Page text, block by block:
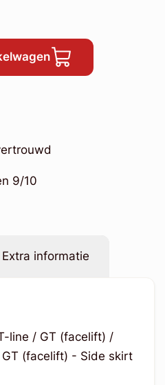
9/10
Extra informatie
line / GT (facelift) /
(facelift) - Side skirt